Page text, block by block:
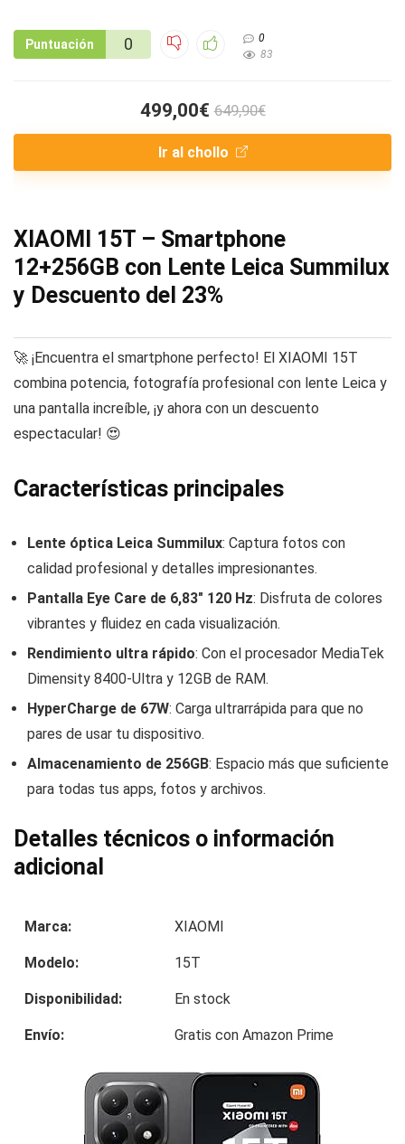
Puntuación 0
0
83
499,00€ 649,90€
Ir al chollo
XIAOMI 15T – Smartphone
12+256GB con Lente Leica Summilux
y Descuento del 23%
🚀 ¡Encuentra el smartphone perfecto! El XIAOMI 15T
combina potencia, fotografía profesional con lente Leica y
una pantalla increíble, ¡y ahora con un descuento
espectacular! 😍
Características principales
Lente óptica Leica Summilux: Captura fotos con
calidad profesional y detalles impresionantes.
Pantalla Eye Care de 6,83″ 120 Hz: Disfruta de colores
vibrantes y fluidez en cada visualización.
Rendimiento ultra rápido: Con el procesador MediaTek
Dimensity 8400-Ultra y 12GB de RAM.
HyperCharge de 67W: Carga ultrarrápida para que no
pares de usar tu dispositivo.
Almacenamiento de 256GB: Espacio más que suficiente
para todas tus apps, fotos y archivos.
Detalles técnicos o información
adicional
Marca: XIAOMI
Modelo: 15T
Disponibilidad: En stock
Envío: Gratis con Amazon Prime